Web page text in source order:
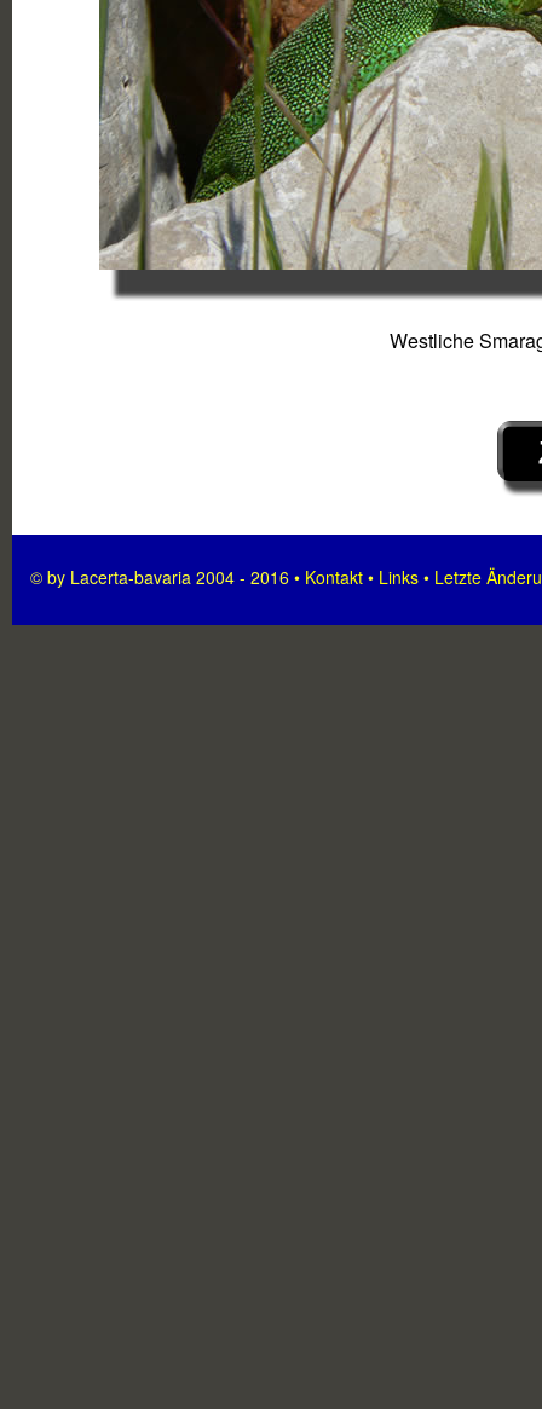
Westliche
© by Lacerta-bavaria 2004 - 2016 • Kontakt • Links • Letzte